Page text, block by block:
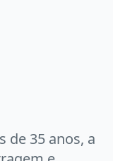
de 35 anos, a